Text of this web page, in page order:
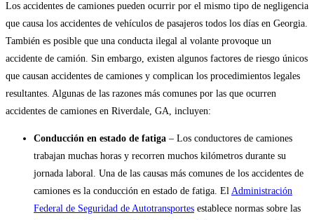
Los accidentes de camiones pueden ocurrir por el mismo tipo de negligencia
que causa los accidentes de vehículos de pasajeros todos los días en Georgia.
También es posible que una conducta ilegal al volante provoque un
accidente de camión. Sin embargo, existen algunos factores de riesgo únicos
que causan accidentes de camiones y complican los procedimientos legales
resultantes. Algunas de las razones más comunes por las que ocurren
accidentes de camiones en Riverdale, GA, incluyen:
Conducción en estado de fatiga – Los conductores de camiones
trabajan muchas horas y recorren muchos kilómetros durante su
jornada laboral. Una de las causas más comunes de los accidentes de
camiones es la conducción en estado de fatiga. El Administración
Federal de Seguridad de Autotransportes establece normas sobre las